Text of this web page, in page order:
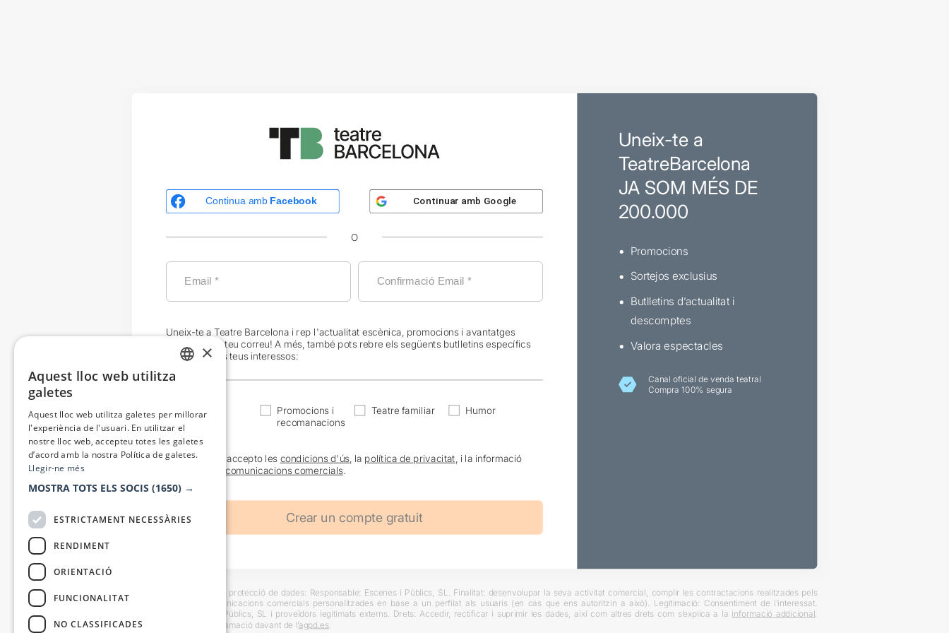
Continua amb Facebook Continuar amb Google
O
Uneix-te a Teatre Barcelona i rep l'actualitat escènica, promocions i avantatges
exclusives al teu correu! A més, també pots rebre els següents butlletins específics
en funció dels teus interessos:
Actualitat
Promocions i
recomanacions
Teatre familiar Humor
He llegit i accepto les condicions d'ús , la política de privacitat , i la informació
comunicacions comercials.
Uneix-te a
TeatreBarcelona
JA SOM MÉS DE
200.000
Promocions
Sortejos exclusius
Butlletins d’actualitat i
descomptes
Valora espectacles
Canal oficial de venda teatral
Compra 100% segura
Informació bàsica sobre protecció de dades: Responsable: Escenes i Públics, SL. Finalitat: desenvolupar la seva activitat comercial, complir les contractacions realitzades pels
usuaris i trametre comunicacions comercials personalitzades en base a un perfilat als usuaris (en cas que ens autoritzin a això). Legitimació: Consentiment de l’interessat.
Destinataris: Escenes i Públics, SL i proveïdors legitimats externs. Drets: Accedir, rectificar i suprimir les dades, així com altres drets com s’explica a la informació addicional
També es pot instar reclamació davant de l’agpd.es
×
Aquest lloc web utilitza
galetes
Aquest lloc web utilitza galetes per millorar
l'experiència de l'usuari. En utilitzar el
nostre lloc web, accepteu totes les galetes
d’acord amb la nostra Política de galetes.
Llegir-ne més
MOSTRA TOTS ELS SOCIS (1650) →
ESTRICTAMENT NECESSÀRIES
RENDIMENT
ORIENTACIÓ
FUNCIONALITAT
NO CLASSIFICADES